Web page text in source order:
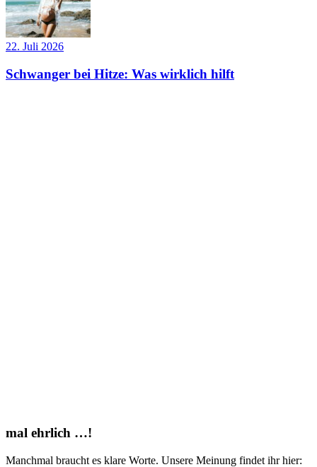
22. Juli 2026
Schwanger bei Hitze: Was wirklich hilft
mal ehrlich …!
Manchmal braucht es klare Worte. Unsere Meinung findet ihr hier: